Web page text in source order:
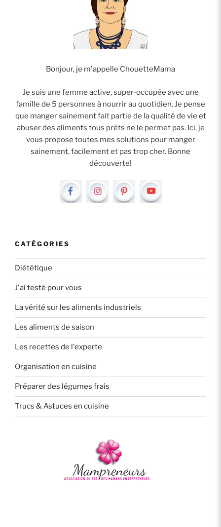
Bonjour, je m'appelle ChouetteMama
Je suis une femme active, super-occupée avec une
famille de 5 personnes à nourrir au quotidien. Je pense
que manger sainement fait partie de la qualité de vie et
abuser des aliments tous prêts ne le permet pas. Ici, je
vous propose toutes mes solutions pour manger
sainement, facilement et pas trop cher. Bonne
découverte!
CATÉGORIES
Diététique
J'ai testé pour vous
La vérité sur les aliments industriels
Les aliments de saison
Les recettes de l'experte
Organisation en cuisine
Préparer des légumes frais
Trucs & Astuces en cuisine